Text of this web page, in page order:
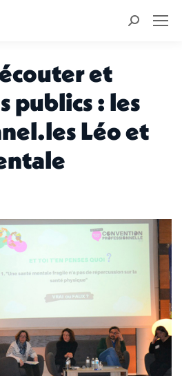
Recherche
et
publics : les
Léo et